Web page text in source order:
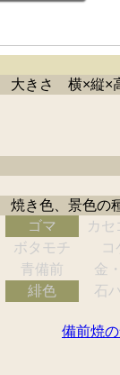
大きさ 横×縦×
焼き色、景色の
ゴマ
カセ
ボタモチ
コ
青備前
金
緋色
石
備前焼